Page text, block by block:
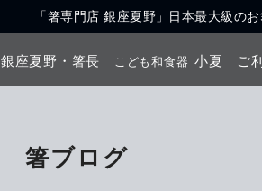
「箸専門店 銀座夏野」日本最大級の
銀座夏野・箸長 こども和食器 小夏 ご
箸ブログ